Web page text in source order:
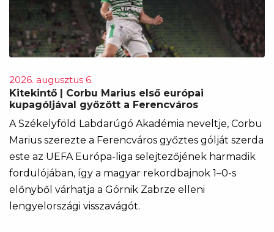
2026. augusztus 6.
Kitekintő | Corbu Marius első európai
kupagóljával győzött a Ferencváros
A Székelyföld Labdarúgó Akadémia neveltje, Corbu
Marius szerezte a Ferencváros győztes gólját szerda
este az UEFA Európa-liga selejtezőjének harmadik
fordulójában, így a magyar rekordbajnok 1–0-s
előnyből várhatja a Górnik Zabrze elleni
lengyelországi visszavágót.